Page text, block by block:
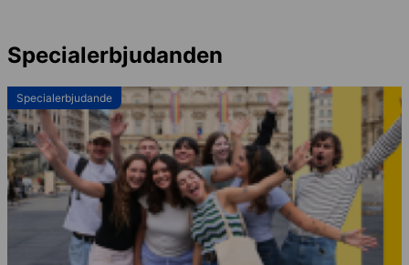
Specialerbjudanden
Specialerbjudande